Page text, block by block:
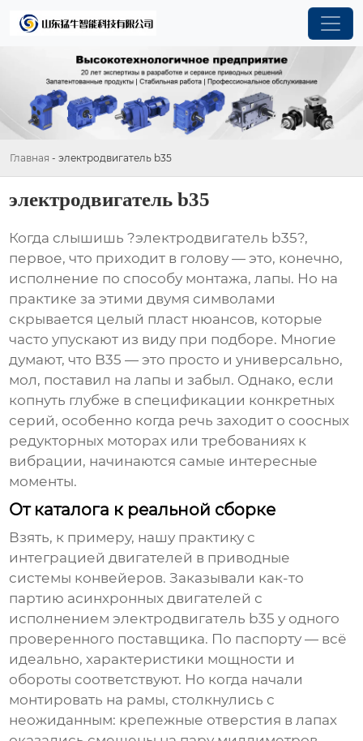
Главная - электродвигатель b35
электродвигатель b35
Когда слышишь ?электродвигатель b35?,
первое, что приходит в голову — это, конечно,
исполнение по способу монтажа, лапы. Но на
практике за этими двумя символами
скрывается целый пласт нюансов, которые
часто упускают из виду при подборе. Многие
думают, что B35 — это просто и универсально,
мол, поставил на лапы и забыл. Однако, если
копнуть глубже в спецификации конкретных
серий, особенно когда речь заходит о соосных
редукторных моторах или требованиях к
вибрации, начинаются самые интересные
моменты.
От каталога к реальной сборке
Взять, к примеру, нашу практику с
интеграцией двигателей в приводные
системы конвейеров. Заказывали как-то
партию асинхронных двигателей с
исполнениемэлектродвигатель b35 у одного
проверенного поставщика. По паспорту — всё
идеально, характеристики мощности и
обороты соответствуют. Но когда начали
монтировать на рамы, столкнулись с
неожиданным: крепежные отверстия в лапах